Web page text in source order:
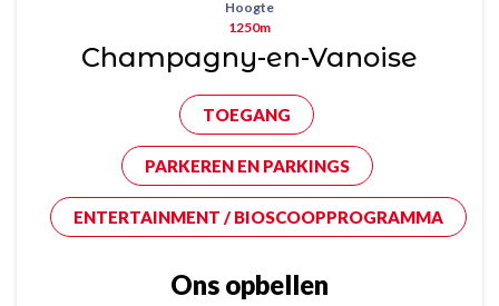
Hoogte
1250m
Champagny-en-Vanoise
TOEGANG
PARKEREN EN PARKINGS
ENTERTAINMENT / BIOSCOOPPROGRAMMA
Ons opbellen